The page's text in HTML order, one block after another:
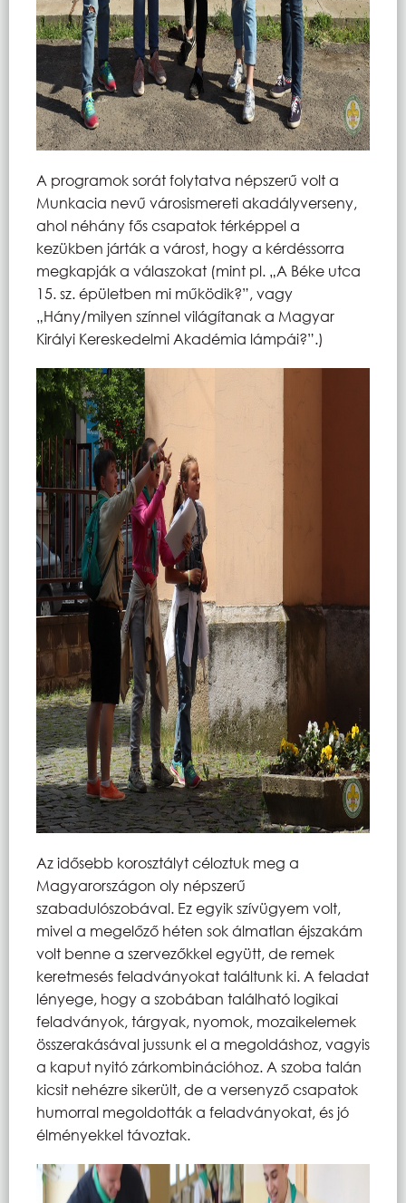
A programok sorát folytatva népszerű volt a
Munkacia nevű városismereti akadályverseny,
ahol néhány fős csapatok térképpel a
kezükben járták a várost, hogy a kérdéssorra
megkapják a válaszokat (mint pl. „A Béke utca
15. sz. épületben mi működik?”, vagy
„Hány/milyen színnel világítanak a Magyar
Királyi Kereskedelmi Akadémia lámpái?”.)
Az idősebb korosztályt céloztuk meg a
Magyarországon oly népszerű
szabadulószobával. Ez egyik szívügyem volt,
mivel a megelőző héten sok álmatlan éjszakám
volt benne a szervezőkkel együtt, de remek
keretmesés feladványokat találtunk ki. A feladat
lényege, hogy a szobában található logikai
feladványok, tárgyak, nyomok, mozaikelemek
összerakásával jussunk el a megoldáshoz, vagyis
a kaput nyitó zárkombinációhoz. A szoba talán
kicsit nehézre sikerült, de a versenyző csapatok
humorral megoldották a feladványokat, és jó
élményekkel távoztak.